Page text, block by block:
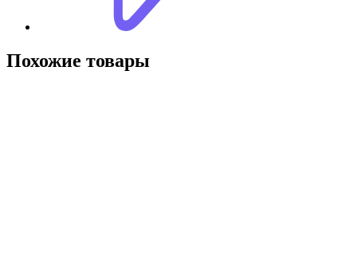
Похожие товары